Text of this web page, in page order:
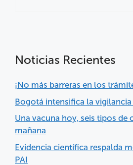
Noticias Recientes
¡No más barreras en los
Bogotá intensifica la
Una vacuna hoy, seis tipos de
mañana
Evidencia científica respalda
PAI